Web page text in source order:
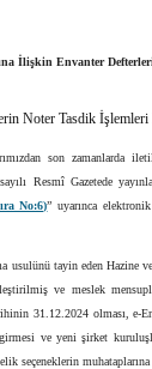
İlişkin Envanter
Noter Tasdik
son zamanlarda
Resmî Gazetede
No:6)” uyarınca
tayin eden Hazine
ve meslek
31.12.2024 olması,
ve yeni şirket
seçeneklerin